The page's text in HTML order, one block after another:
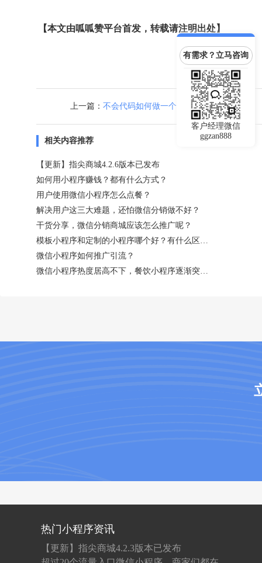
【本文由呱呱赞平台首发，转载请注明出处】
上一篇： 不会代码如何做一个微信小程序商城？
相关内容推荐
【更新】指尖商城4.2.6版本已发布
如何用小程序赚钱？都有什么方式？
用户使用微信小程序怎么点餐？
解决用户这三大难题，还怕微信分销做不好？
干货分享，微信分销商城应该怎么推广呢？
模板小程序和定制的小程序哪个好？有什么区别？
微信小程序如何推广引流？
微信小程序热度居高不下，餐饮小程序逐渐突破外卖堡垒
有需求？立马咨询
客户经理微信
ggzan888
热门小程序资讯
【更新】指尖商城4.2.3版本已发布